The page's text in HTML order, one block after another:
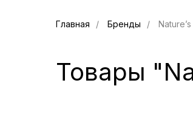
Главная / Бренды /
Товары